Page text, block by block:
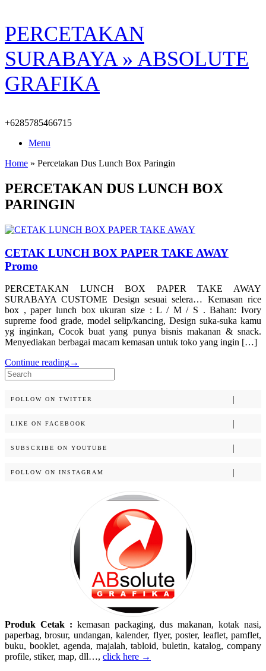
Skip
to
content
PERCETAKAN
SURABAYA » ABSOLUTE
GRAFIKA
+6285785466715
Menu
Home » Percetakan Dus Lunch Box Paringin
PERCETAKAN DUS LUNCH BOX
PARINGIN
CETAK LUNCH BOX PAPER TAKE AWAY
Promo
PERCETAKAN LUNCH BOX PAPER TAKE AWAY
SURABAYA CUSTOME Design sesuai selera… Kemasan rice
box , paper lunch box ukuran size : L / M / S . Bahan: Ivory
supreme food grade, model selip/kancing, Design suka-suka kamu
yg inginkan, Cocok buat yang punya bisnis makanan & snack.
Menyediakan berbagai macam kemasan untuk toko yang ingin […]
Continue reading→
Search
for:
FOLLOW ON TWITTER
LIKE ON FACEBOOK
SUBSCRIBE ON YOUTUBE
FOLLOW ON INSTAGRAM
Produk Cetak : kemasan packaging, dus makanan, kotak nasi,
paperbag, brosur, undangan, kalender, flyer, poster, leaflet, pamflet,
buku, booklet, agenda, majalah, tabloid, buletin, katalog, company
profile, stiker, map, dll…, click here →